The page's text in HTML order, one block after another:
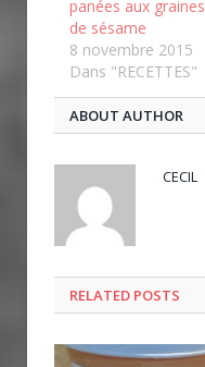
panées aux graines
de sésame
8 novembre 2015
Dans "RECETTES"
ABOUT AUTHOR
CECIL
RELATED POSTS